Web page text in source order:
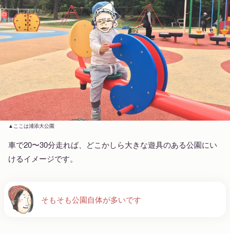
ここは浦添大公園
車で20〜30分走れば、どこかしら大きな遊具のある公園にい
けるイメージです。
そもそも公園自体が多いです